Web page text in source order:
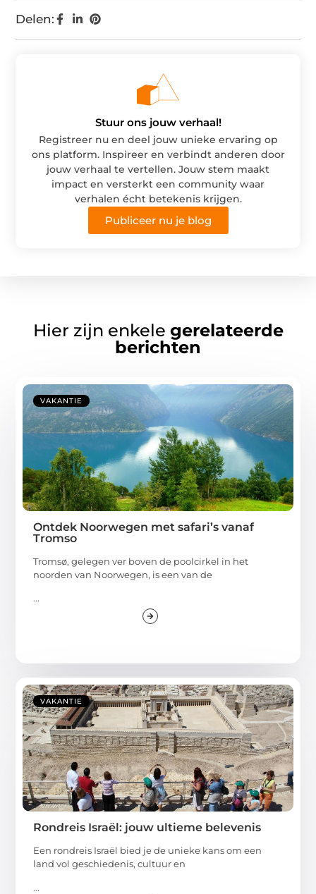
Delen:
Stuur ons jouw verhaal!
Registreer nu en deel jouw unieke ervaring op
ons platform. Inspireer en verbindt anderen door
jouw verhaal te vertellen. Jouw stem maakt
impact en versterkt een community waar
verhalen écht betekenis krijgen.
Publiceer nu je blog
Hier zijn enkele gerelateerde
berichten
VAKANTIE
Ontdek Noorwegen met safari’s vanaf
Tromso
Tromsø, gelegen ver boven de poolcirkel in het
noorden van Noorwegen, is een van de
...
VAKANTIE
Rondreis Israël: jouw ultieme belevenis
Een rondreis Israël bied je de unieke kans om een
land vol geschiedenis, cultuur en
...